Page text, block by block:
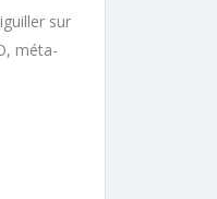
sur
méta-